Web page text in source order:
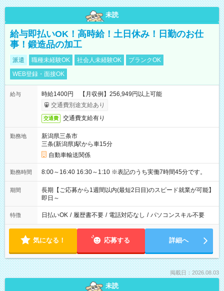
未読
給与即払いOK！高時給！土日休み！日勤のお仕
事！鍛造品の加工
派遣 職種未経験OK 社会人未経験OK
ブランクOK
WEB登録・面接OK
給与
時給1400円 【月収例】256,949円以上可能
交通費別途支給あり
交通費 交通費支給有り
勤務地
新潟県三条市
三条(新潟県)駅から車15分
自動車輸送関係
勤務時間 8:00～16:40 16:30～1:10 ※表記のうち実働7時間45分です。
期間
長期【ご応募から1週間以内(最短2日目)のスピード就業が可能】
即日～
特徴 日払いOK / 履歴書不要 / 電話対応なし / パソコンスキル不要
気になる！ 応募する 詳細へ
掲載日：2026.08.03
未読